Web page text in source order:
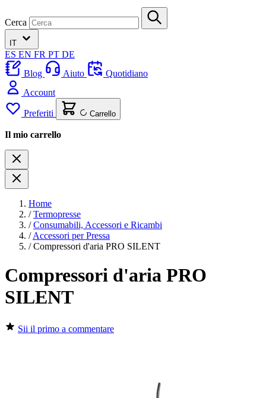
Cerca
IT
ES EN FR PT DE
Blog
Aiuto
Quotidiano
Account
Preferiti Carrello
Il mio carrello
Home
/ Termopresse
/ Consumabili, Accessori e Ricambi
/ Accessori per Pressa
/ Compressori d'aria PRO SILENT
Compressori d'aria PRO
SILENT
Sii il primo a commentare